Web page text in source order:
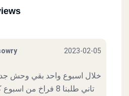
2023-02-05
خلال اسبوع واحد بقي وحش
تاني طلبنا 8 فراخ